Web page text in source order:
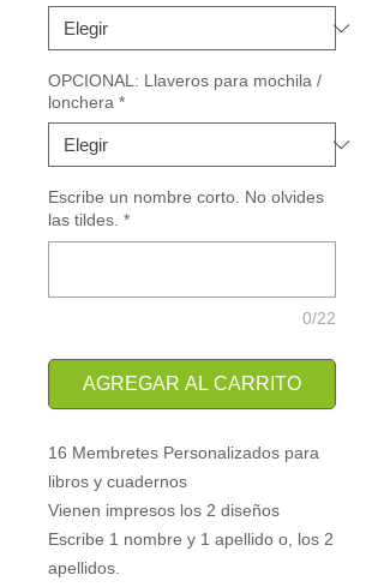
OPCIONAL: Llaveros para mochila /
lonchera *
Escribe un nombre corto. No olvides
las tildes. *
0/22
AGREGAR AL CARRITO
16 Membretes Personalizados para
libros y cuadernos
Vienen impresos los 2 diseños
Escribe 1 nombre y 1 apellido o, los 2
apellidos.